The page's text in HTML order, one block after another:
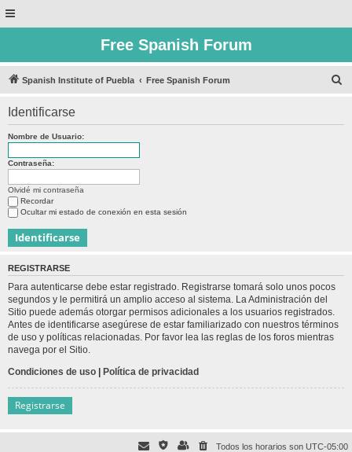
Free Spanish Forum
Spanish Institute of Puebla Free Spanish Forum
Identificarse
Nombre de Usuario:
Contraseña:
Olvidé mi contraseña
Recordar
Ocultar mi estado de conexión en esta sesión
REGISTRARSE
Para autenticarse debe estar registrado. Registrarse tomará solo unos pocos
segundos y le permitirá un amplio acceso al sistema. La Administración del
Sitio puede además otorgar permisos adicionales a los usuarios registrados.
Antes de identificarse asegúrese de estar familiarizado con nuestros términos
de uso y políticas relacionadas. Por favor lea las reglas de los foros mientras
navega por el Sitio.
Condiciones de uso | Política de privacidad
Registrarse
Todos los horarios son UTC-05:00